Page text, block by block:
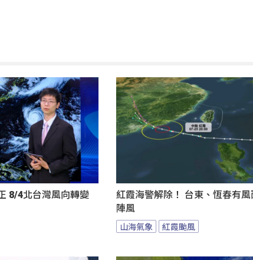
8/4北台灣風向轉變
紅霞海警解除！ 台東、恆春有風
陣風
山海氣象 紅霞颱風